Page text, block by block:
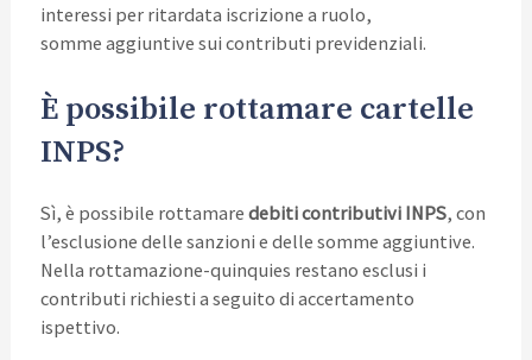
interessi per ritardata iscrizione a ruolo,
somme aggiuntive sui contributi previdenziali.
È possibile rottamare cartelle
INPS?
Sì, è possibile rottamare debiti contributivi INPS, con
l’esclusione delle sanzioni e delle somme aggiuntive.
Nella rottamazione-quinquies restano esclusi i
contributi richiesti a seguito di accertamento
ispettivo.